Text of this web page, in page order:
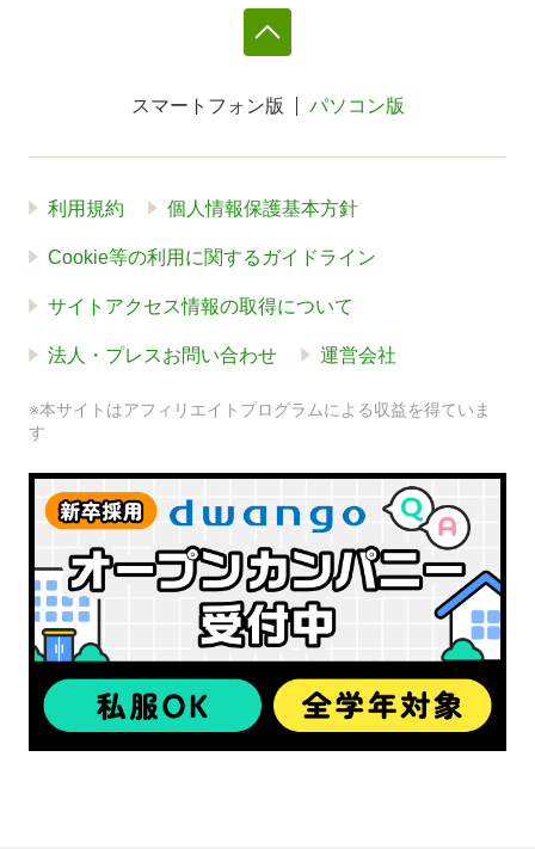
スマートフォン版 パソコン版
利用規約 個人情報保護基本方針
Cookie等の利用に関するガイドライン
サイトアクセス情報の取得について
法人・プレスお問い合わせ 運営会社
※本サイトはアフィリエイトプログラムによる収益を得ていま
す